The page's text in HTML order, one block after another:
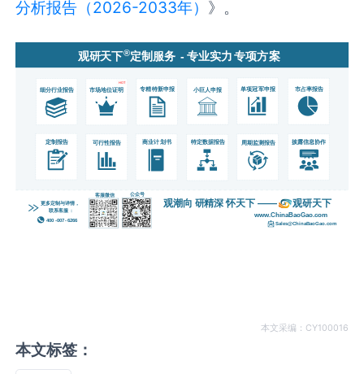
分析报告（2026-2033年） 》。
本文采编：CY100016
本文标签：